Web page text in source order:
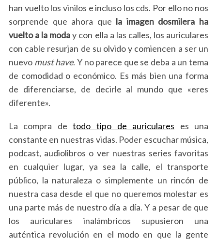
han vuelto los vinilos e incluso los cds. Por ello no nos
sorprende que ahora que la imagen dosmilera ha
vuelto a la moday con ella a las calles, los auriculares
con cable resurjan de su olvido y comiencen a ser un
nuevo must have. Y no parece que se deba a un tema
de comodidad o económico. Es más bien una forma
de diferenciarse, de decirle al mundo que «eres
diferente».
La compra detodo tipo de auriculares es una
constante en nuestras vidas. Poder escuchar música,
podcast, audiolibros o ver nuestras series favoritas
en cualquier lugar, ya sea la calle, el transporte
público, la naturaleza o simplemente un rincón de
nuestra casa desde el que no queremos molestar es
una parte más de nuestro día a día. Y a pesar de que
los auriculares inalámbricos supusieron una
auténtica revolución en el modo en que la gente